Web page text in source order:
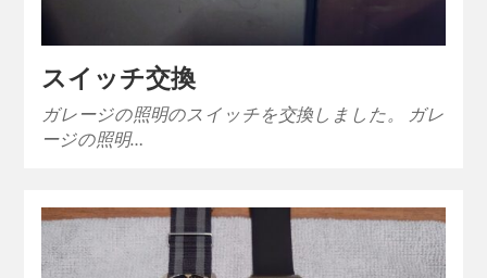
スイッチ交換
ガレージの照明のスイッチを交換しました。 ガレ
ージの照明…